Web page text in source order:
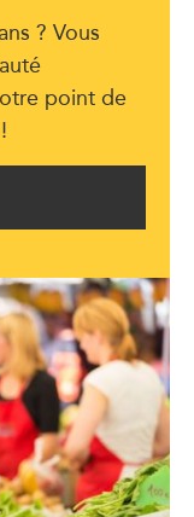
? Vous
point de